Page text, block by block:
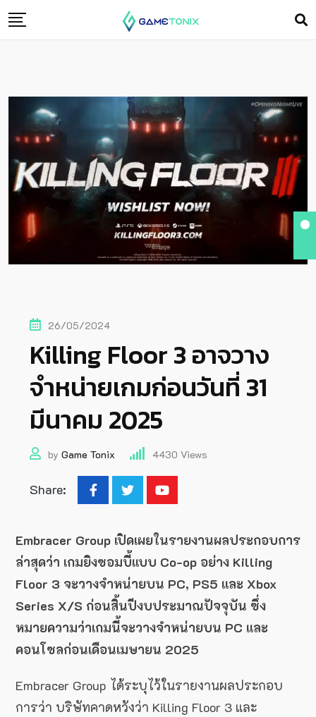
26/05/2024
Killing Floor 3 อาจวาง
จำหน่ายเกมก่อนวันที่ 31
มีนาคม 2025
by Game Tonix 4430 Views
Share:
Embracer Group เปิดเผยในรายงานผลประกอบการ
ล่าสุดว่า เกมยิงซอมบี้แบบ Co-op อย่าง Killing
Floor 3 จะวางจำหน่ายบน PC, PS5 และ Xbox
Series X/S ก่อนสิ้นปีงบประมาณปัจจุบัน ซึ่ง
หมายความว่าเกมนี้จะวางจำหน่ายบน PC และ
คอนโซลก่อนเดือนเมษายน 2025
Embracer Group ได้ระบุไว้ในรายงานผลประกอบ
การว่า บริษัทคาดหวังว่า Killing Floor 3 และ